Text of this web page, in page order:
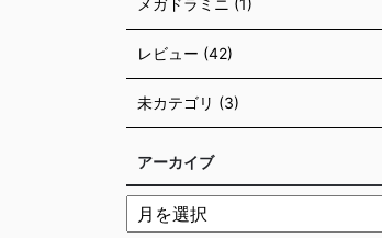
メガドラミニ (1)
レビュー (42)
未カテゴリ (3)
アーカイブ